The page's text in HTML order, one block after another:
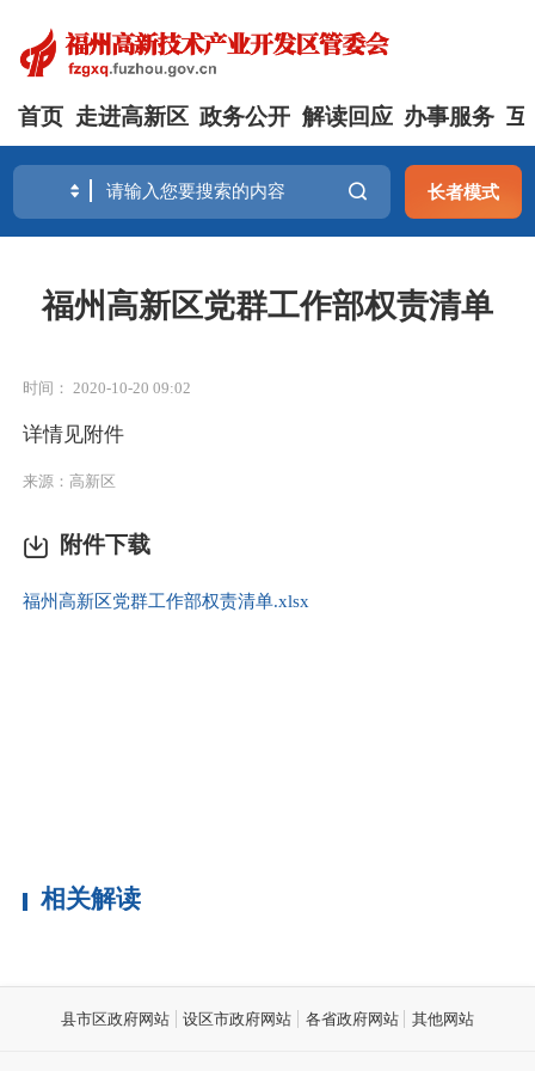
首页 走进高新区 政务公开 解读回应 办事服务 互
长者模式
福州高新区党群工作部权责清单
时间： 2020-10-20 09:02
详情见附件
来源：高新区
附件下载
福州高新区党群工作部权责清单.xlsx
相关解读
县市区政府网站 设区市政府网站 各省政府网站 其他网站